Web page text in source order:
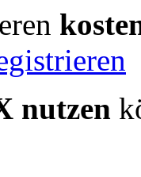
nutzen